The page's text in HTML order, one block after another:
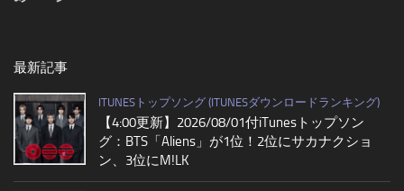
最新記事
ITUNESトップソング (ITUNESダウンロードランキング)
【4:00更新】2026/08/01付iTunesトップソン
グ：BTS「Aliens」が1位！2位にサカナクショ
ン、3位にM!LK